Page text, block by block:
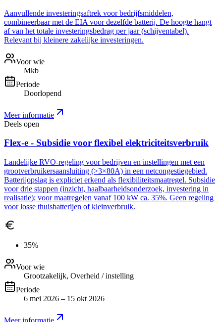
Aanvullende investeringsaftrek voor bedrijfsmiddelen,
combineerbaar met de EIA voor dezelfde batterij. De hoogte hangt
af van het totale investeringsbedrag per jaar (schijventabel).
Relevant bij kleinere zakelijke investeringen.
Voor wie
Mkb
Periode
Doorlopend
Meer informatie
Deels open
Flex-e - Subsidie voor flexibel elektriciteitsverbruik
Landelijke RVO-regeling voor bedrijven en instellingen met een
grootverbruikersaansluiting (>3×80A) in een netcongestiegebied.
Batterijopslag is expliciet erkend als flexibiliteitsmaatregel. Subsidie
voor drie stappen (inzicht, haalbaarheidsonderzoek, investering in
realisatie); voor maatregelen vanaf 100 kW ca. 35%. Geen regeling
voor losse thuisbatterijen of kleinverbruik.
35%
Voor wie
Grootzakelijk, Overheid / instelling
Periode
6 mei 2026 – 15 okt 2026
Meer informatie